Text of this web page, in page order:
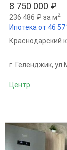
8 750 000 ₽
236 486 ₽ за м2
Ипотека от 46
Краснодарский
г. Геленджик,
Центр